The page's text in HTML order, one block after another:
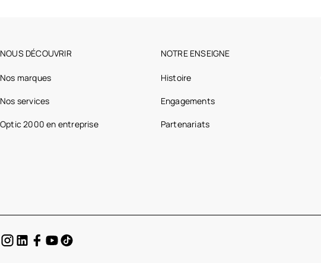
NOUS DÉCOUVRIR
Nos marques
Nos services
Optic 2000 en entreprise
NOTRE ENSEIGNE
Histoire
Engagements
Partenariats